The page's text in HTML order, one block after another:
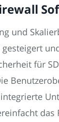
und
für
das